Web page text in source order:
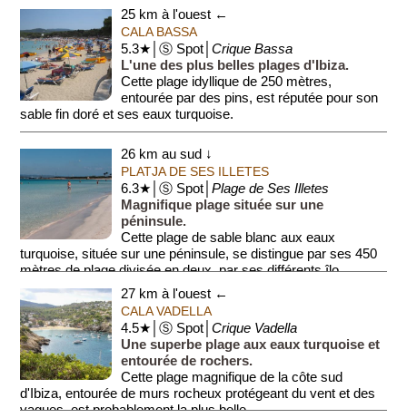
25 km à l'ouest ←
CALA BASSA
5.3★│Ⓢ Spot│Crique Bassa
L'une des plus belles plages d'Ibiza.
Cette plage idyllique de 250 mètres,
entourée par des pins, est réputée pour son
sable fin doré et ses eaux turquoise.
Ce lieu très prisé pour la baigna...
26 km au sud ↓
PLATJA DE SES ILLETES
6.3★│Ⓢ Spot│Plage de Ses Illetes
Magnifique plage située sur une
péninsule.
Cette plage de sable blanc aux eaux
turquoise, située sur une péninsule, se distingue par ses 450
mètres de plage divisée en deux, par ses différents îlo...
27 km à l'ouest ←
CALA VADELLA
4.5★│Ⓢ Spot│Crique Vadella
Une superbe plage aux eaux turquoise et
entourée de rochers.
Cette plage magnifique de la côte sud
d'Ibiza, entourée de murs rocheux protégeant du vent et des
vagues, est probablement la plus belle...